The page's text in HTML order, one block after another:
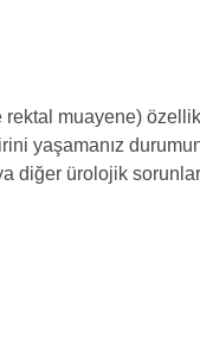
muayene)
yaşamanız
diğer ürolojik